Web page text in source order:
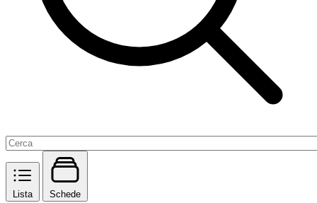
Lista Schede